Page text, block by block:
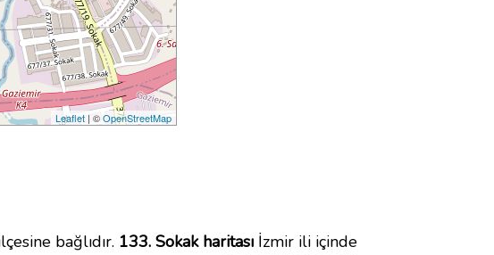
Leaflet | ©OpenStreetMap
bağlıdır. 133. Sokak haritası İzmir ili içinde